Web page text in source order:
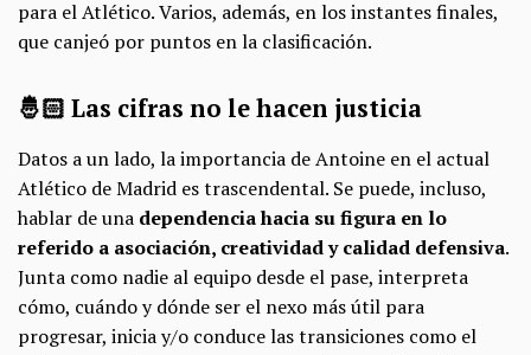
para el Atlético. Varios, además, en los instantes finales,
que canjeó por puntos en la clasificación.
🤴🏻 Las cifras no le hacen justicia
Datos a un lado, la importancia de Antoine en el actual
Atlético de Madrid es trascendental. Se puede, incluso,
hablar de una dependencia hacia su figura en lo
referido a asociación, creatividad y calidad defensiva.
Junta como nadie al equipo desde el pase, interpreta
cómo, cuándo y dónde ser el nexo más útil para
progresar, inicia y/o conduce las transiciones como el